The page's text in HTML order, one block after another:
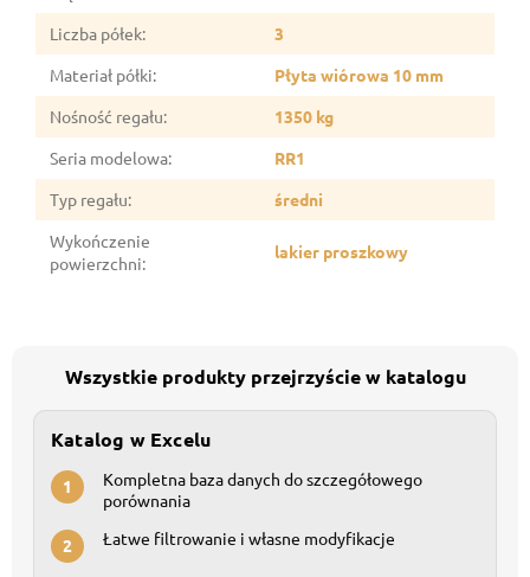
Liczba półek:
3
Materiał półki:
Płyta wiórowa 10 mm
Nośność regału:
1350 kg
Seria modelowa:
RR1
Typ regału:
średni
Wykończenie
powierzchni:
lakier proszkowy
Wszystkie produkty przejrzyście w katalogu
Katalog w Excelu
1
Kompletna baza danych do szczegółowego
porównania
2 Łatwe filtrowanie i własne modyfikacje